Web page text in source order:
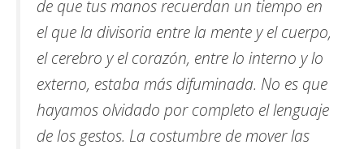
de que tus manos recuerdan un tiempo en
el que la divisoria entre la mente y el cuerpo,
el cerebro y el corazón, entre lo interno y lo
externo, estaba más difuminada. No es que
hayamos olvidado por completo el lenguaje
de los gestos. La costumbre de mover las